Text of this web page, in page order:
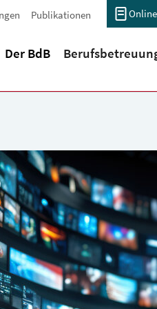
Publikationen
Der BdB(current)